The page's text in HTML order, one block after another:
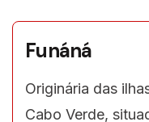
Funáná
Originária das
Cabo Verde,